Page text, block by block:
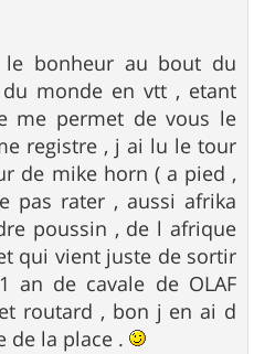
bonheur au bout du
monde en vtt , etant
me permet de vous le
registre , j ai lu le tour
de mike horn ( a pied ,
pas rater , aussi afrika
poussin , de l afrique
qui vient juste de sortir
an de cavale de OLAF
routard , bon j en ai d
de la place .